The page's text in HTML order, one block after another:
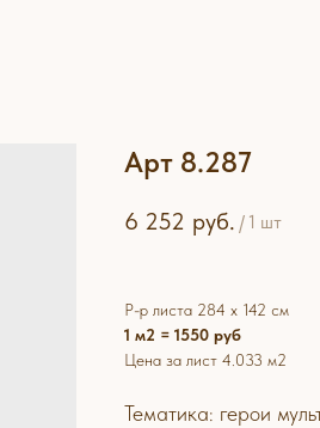
Арт 8.287
6 252 руб. / 1 шт
Р-р листа 284 х 142 см
1 м2 = 1550 руб
Цена за лист 4.033 м2
Тематика: герои